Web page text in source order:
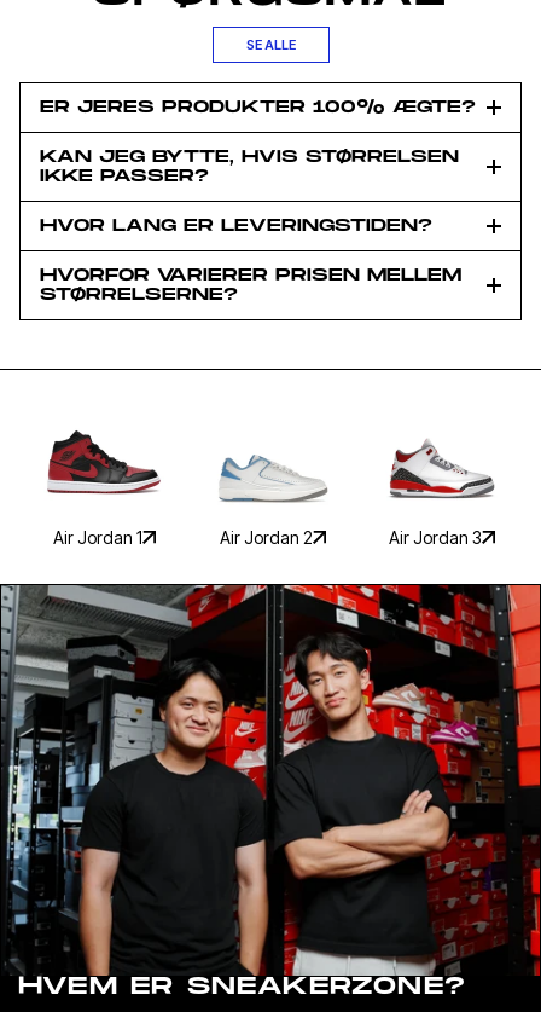
SE ALLE
ER JERES PRODUKTER 100% ÆGTE?
KAN JEG BYTTE, HVIS STØRRELSEN
IKKE PASSER?
HVOR LANG ER LEVERINGSTIDEN?
HVORFOR VARIERER PRISEN MELLEM
STØRRELSERNE?
Air Jordan 1 Air Jordan 2 Air Jordan 3
HVEM ER SNEAKERZONE?
Du har fået en
Hemmelig
rabat
til?
Email address
FÅ DIN RABAT
Nej tak, vil hellere betale fuld pris